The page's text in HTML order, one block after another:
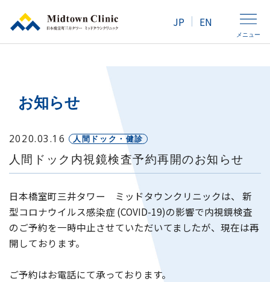
JP EN
メニュー
人間ドック・健康診断
外来診療
アクセス
お知らせ
2020.03.16 人間ドック・健診
人間ドック内視鏡検査予約再開のお知らせ
日本橋室町三井タワー ミッドタウンクリニックは、 新
型コロナウイルス感染症 (COVID-19)の影響で内視鏡検査
のご予約を一時中止させていただいてましたが、現在は再
開しております。
ご予約はお電話にて承っております。